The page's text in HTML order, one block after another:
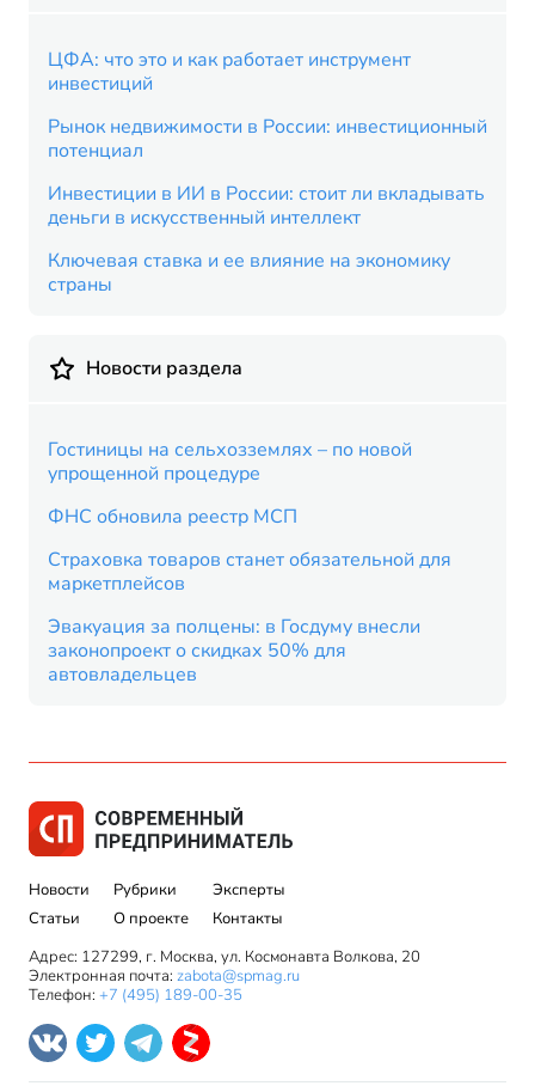
ЦФА: что это и как работает инструмент
инвестиций
Рынок недвижимости в России: инвестиционный
потенциал
Инвестиции в ИИ в России: стоит ли вкладывать
деньги в искусственный интеллект
Ключевая ставка и ее влияние на экономику
страны
Новости раздела
Гостиницы на сельхозземлях – по новой
упрощенной процедуре
ФНС обновила реестр МСП
Страховка товаров станет обязательной для
маркетплейсов
Эвакуация за полцены: в Госдуму внесли
законопроект о скидках 50% для
автовладельцев
Новости
Статьи
Рубрики
О проекте
Эксперты
Контакты
Адрес: 127299, г. Москва, ул. Космонавта Волкова, 20
Электронная почта: zabota@spmag.ru
Телефон: +7 (495) 189-00-35